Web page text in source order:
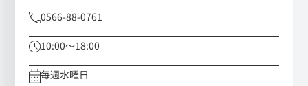
0566-88-0761
10:00～18:00
毎週水曜日